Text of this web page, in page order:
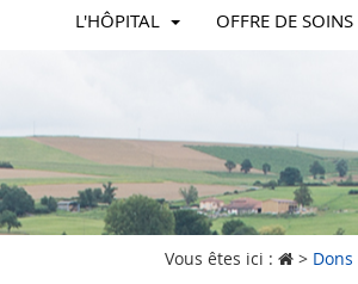
L'HÔPITAL OFFRE DE SOINS
Vous êtes ici : >